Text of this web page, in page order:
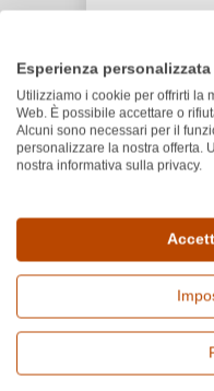
Esperienza personalizzata
Utilizziamo i cookie per offrirti la
Web. È possibile accettare o
Alcuni sono necessari per il
personalizzare la nostra offerta.
nostra informativa sulla privacy.